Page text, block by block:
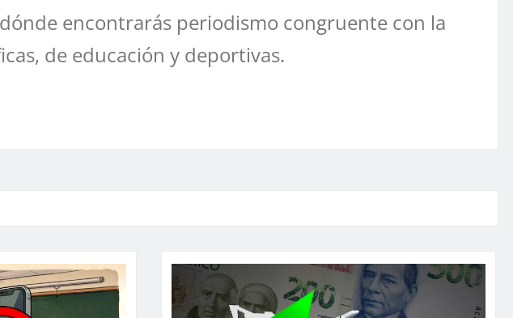
encontrarás periodismo congruente con la
de educación y deportivas.